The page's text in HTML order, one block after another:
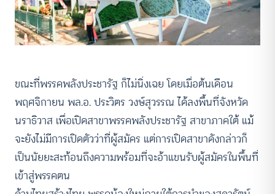
ขณะที่พรรคพลังประชารัฐ ก็ไม่นิ่งเฉย โดยเมื่อต้นเดือน
พฤศจิกายน พล.อ. ประวิตร วงษ์สุวรรณ ได้ลงพื้นที่จังหวัด
นราธิวาส เพื่อเปิดสาขาพรรคพลังประชารัฐ สาขาภาคใต้ แม้
จะยังไม่มีการเปิดตัวว่าที่ผู้สมัคร แต่การเปิดสาขาดังกล่าวก็
เป็นนัยยะสะท้อนถึงความพร้อมที่จะอ้าแขนรับผู้สมัครในพื้นที่
เข้าสู่พรรคตน